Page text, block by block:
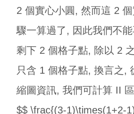
2 個實心小圓, 然而這 2
驟一算過了, 因此我們不
剩下 2 個格子點, 除以 2
只含 1 個格子點, 換言之,
縮圖資訊, 我們可計算 II
$$ \frac{(3-1)\times(1+2-